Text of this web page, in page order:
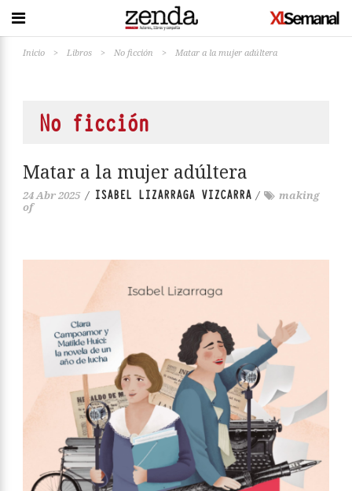
Inicio > Libros > No ficción > Matar a la mujer adúltera
No ficción
Matar a la mujer adúltera
24 Abr 2025 / ISABEL LIZARRAGA VIZCARRA /
making
of